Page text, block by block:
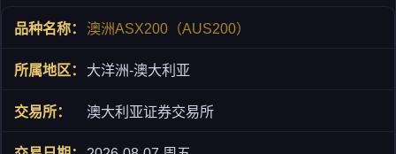
澳洲ASX200（AUS200）
大洋洲-澳大利亚
澳大利亚证券交易所